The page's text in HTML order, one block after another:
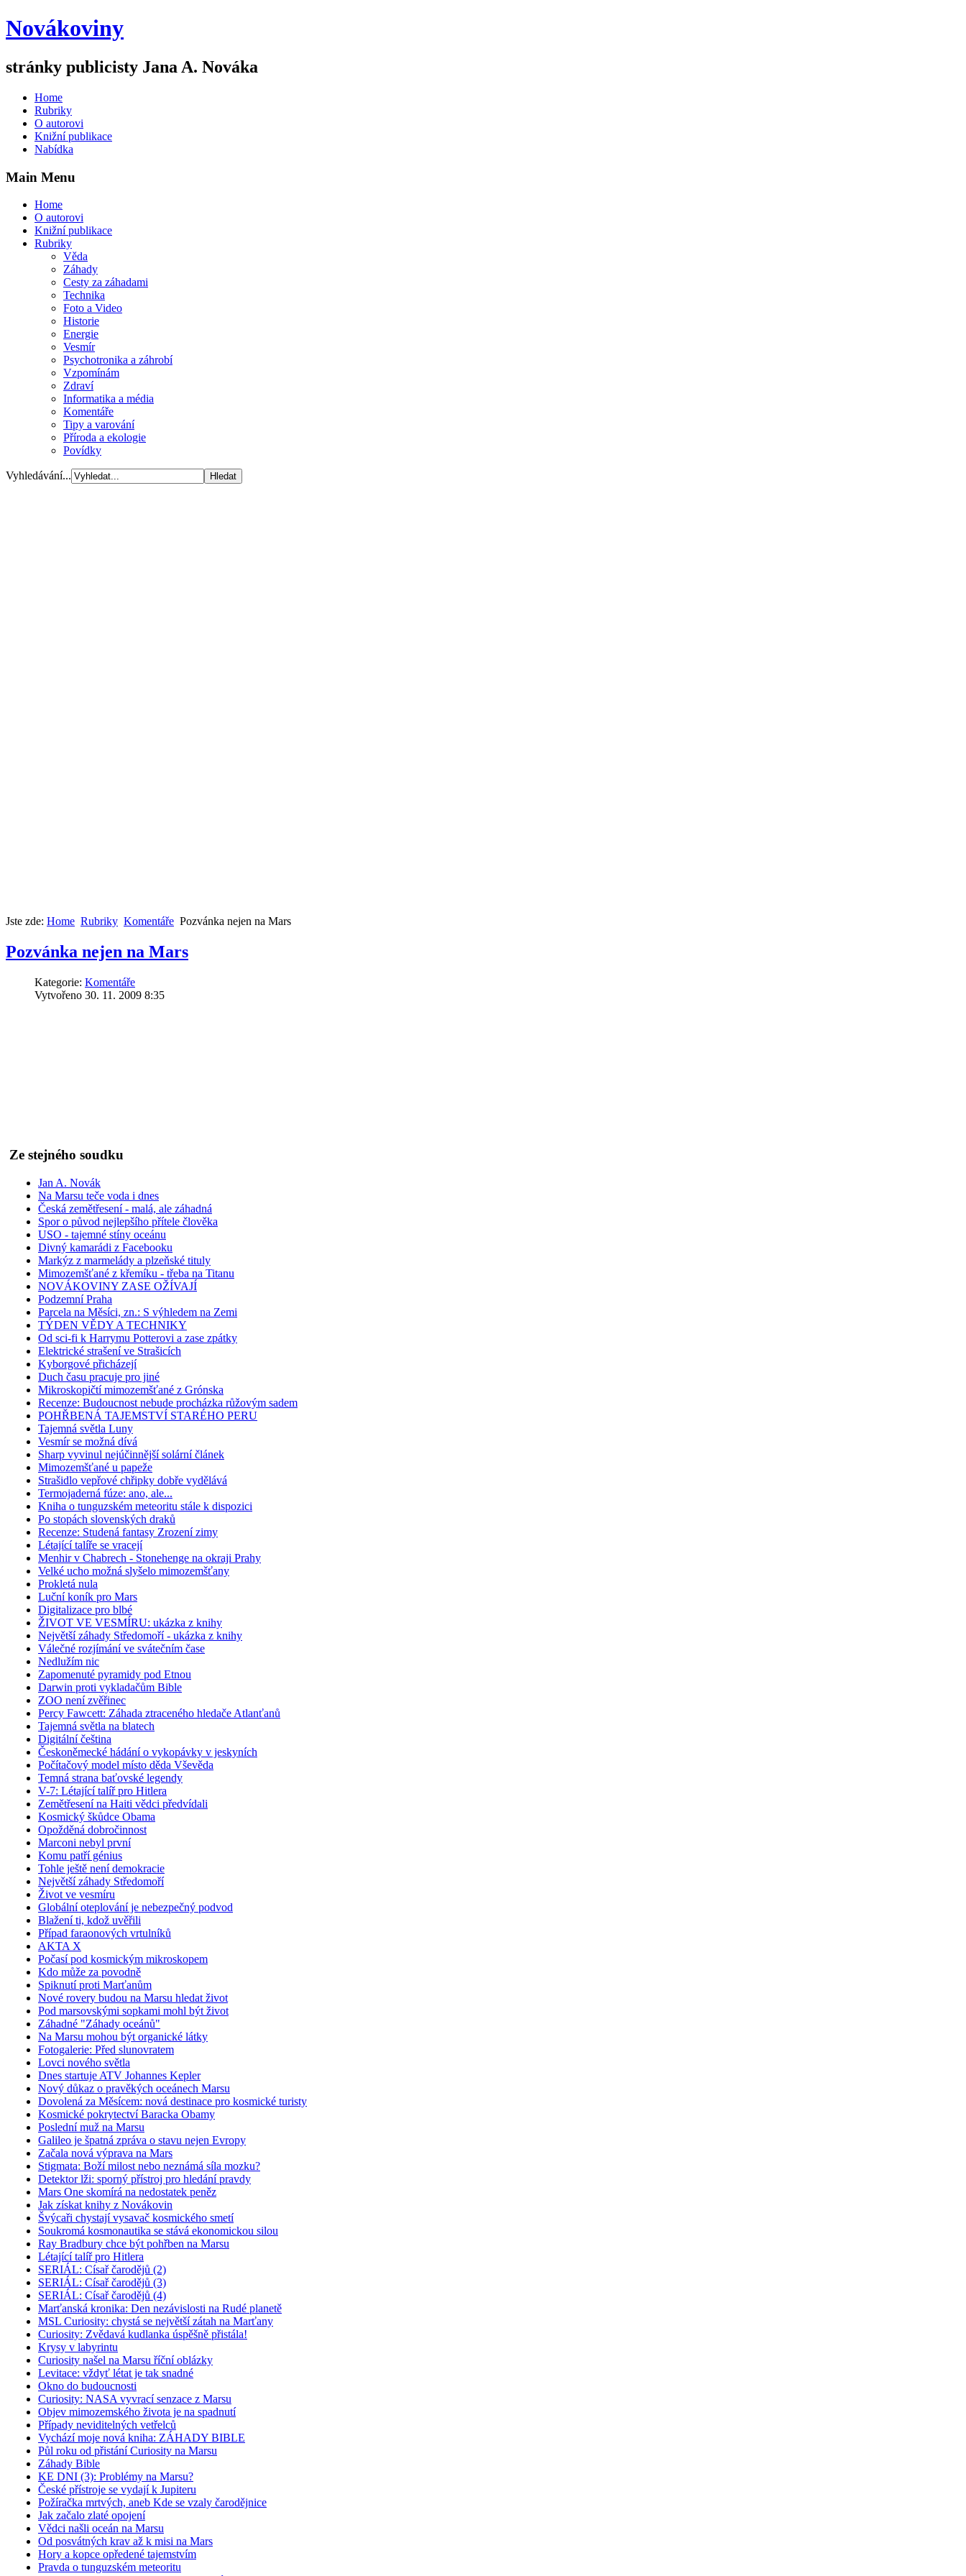
Novákoviny
stránky publicisty Jana A. Nováka
Home
Rubriky
O autorovi
Knižní publikace
Nabídka
Main Menu
Home
O autorovi
Knižní publikace
Rubriky
Věda
Záhady
Cesty za záhadami
Technika
Foto a Video
Historie
Energie
Vesmír
Psychotronika a záhrobí
Vzpomínám
Zdraví
Informatika a média
Komentáře
Tipy a varování
Příroda a ekologie
Povídky
Vyhledávání...
Jste zde: Home Rubriky Komentáře Pozvánka nejen na Mars
Pozvánka nejen na Mars
Kategorie: Komentáře
Vytvořeno 30. 11. 2009 8:35
Ze stejného soudku
Jan A. Novák
Na Marsu teče voda i dnes
Česká zemětřesení - malá, ale záhadná
Spor o původ nejlepšího přítele člověka
USO - tajemné stíny oceánu
Divný kamarádi z Facebooku
Markýz z marmelády a plzeňské tituly
Mimozemšťané z křemíku - třeba na Titanu
NOVÁKOVINY ZASE OŽÍVAJÍ
Podzemní Praha
Parcela na Měsíci, zn.: S výhledem na Zemi
TÝDEN VĚDY A TECHNIKY
Od sci-fi k Harrymu Potterovi a zase zpátky
Elektrické strašení ve Strašicích
Kyborgové přicházejí
Duch času pracuje pro jiné
Mikroskopičtí mimozemšťané z Grónska
Recenze: Budoucnost nebude procházka růžovým sadem
POHŘBENÁ TAJEMSTVÍ STARÉHO PERU
Tajemná světla Luny
Vesmír se možná dívá
Sharp vyvinul nejúčinnější solární článek
Mimozemšťané u papeže
Strašidlo vepřové chřipky dobře vydělává
Termojaderná fúze: ano, ale...
Kniha o tunguzském meteoritu stále k dispozici
Po stopách slovenských draků
Recenze: Studená fantasy Zrození zimy
Létající talíře se vracejí
Menhir v Chabrech - Stonehenge na okraji Prahy
Velké ucho možná slyšelo mimozemšťany
Prokletá nula
Luční koník pro Mars
Digitalizace pro blbé
ŽIVOT VE VESMÍRU: ukázka z knihy
Největší záhady Středomoří - ukázka z knihy
Válečné rozjímání ve svátečním čase
Nedlužím nic
Zapomenuté pyramidy pod Etnou
Darwin proti vykladačům Bible
ZOO není zvěřinec
Percy Fawcett: Záhada ztraceného hledače Atlanťanů
Tajemná světla na blatech
Digitální čeština
Českoněmecké hádání o vykopávky v jeskyních
Počítačový model místo děda Vševěda
Temná strana baťovské legendy
V-7: Létající talíř pro Hitlera
Zemětřesení na Haiti vědci předvídali
Kosmický škůdce Obama
Opožděná dobročinnost
Marconi nebyl první
Komu patří génius
Tohle ještě není demokracie
Největší záhady Středomoří
Život ve vesmíru
Globální oteplování je nebezpečný podvod
Blažení ti, kdož uvěřili
Případ faraonových vrtulníků
AKTA X
Počasí pod kosmickým mikroskopem
Kdo může za povodně
Spiknutí proti Marťanům
Nové rovery budou na Marsu hledat život
Pod marsovskými sopkami mohl být život
Záhadné "Záhady oceánů"
Na Marsu mohou být organické látky
Fotogalerie: Před slunovratem
Lovci nového světla
Dnes startuje ATV Johannes Kepler
Nový důkaz o pravěkých oceánech Marsu
Dovolená za Měsícem: nová destinace pro kosmické turisty
Kosmické pokrytectví Baracka Obamy
Poslední muž na Marsu
Galileo je špatná zpráva o stavu nejen Evropy
Začala nová výprava na Mars
Stigmata: Boží milost nebo neznámá síla mozku?
Detektor lži: sporný přístroj pro hledání pravdy
Mars One skomírá na nedostatek peněz
Jak získat knihy z Novákovin
Švýcaři chystají vysavač kosmického smetí
Soukromá kosmonautika se stává ekonomickou silou
Ray Bradbury chce být pohřben na Marsu
Létající talíř pro Hitlera
SERIÁL: Císař čarodějů (2)
SERIÁL: Císař čarodějů (3)
SERIÁL: Císař čarodějů (4)
Marťanská kronika: Den nezávislosti na Rudé planetě
MSL Curiosity: chystá se největší zátah na Marťany
Curiosity: Zvědavá kudlanka úspěšně přistála!
Krysy v labyrintu
Curiosity našel na Marsu říční oblázky
Levitace: vždyť létat je tak snadné
Okno do budoucnosti
Curiosity: NASA vyvrací senzace z Marsu
Objev mimozemského života je na spadnutí
Případy neviditelných vetřelců
Vychází moje nová kniha: ZÁHADY BIBLE
Půl roku od přistání Curiosity na Marsu
Záhady Bible
KE DNI (3): Problémy na Marsu?
České přístroje se vydají k Jupiteru
Požíračka mrtvých, aneb Kde se vzaly čarodějnice
Jak začalo zlaté opojení
Vědci našli oceán na Marsu
Od posvátných krav až k misi na Mars
Hory a kopce opředené tajemstvím
Pravda o tunguzském meteoritu